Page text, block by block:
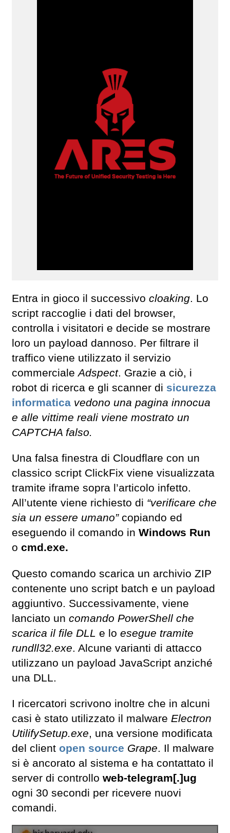
Entra in gioco il successivo cloaking. Lo
script raccoglie i dati del browser,
controlla i visitatori e decide se mostrare
loro un payload dannoso. Per filtrare il
traffico viene utilizzato il servizio
commercialeAdspect. Grazie a ciò, i
robot di ricerca e gli scanner di sicurezza
informatica vedono una pagina innocua
e alle vittime reali viene mostrato un
CAPTCHA falso.
Una falsa finestra di Cloudflare con un
classico script ClickFix viene visualizzata
tramite iframe sopra l’articolo infetto.
All’utente viene richiesto di “verificare che
sia un essere umano”copiando ed
eseguendo il comando in Windows Run
o cmd.exe.
Questo comando scarica un archivio ZIP
contenente uno script batch e un payload
aggiuntivo. Successivamente, viene
lanciato un comando PowerShell che
scarica il file DLL e lo esegue tramite
rundll32.exe. Alcune varianti di attacco
utilizzano un payload JavaScript anziché
una DLL.
I ricercatori scrivono inoltre che in alcuni
casi è stato utilizzato il malware Electron
UtilifySetup.exe, una versione modificata
del client open source Grape. Il malware
si è ancorato al sistema e ha contattato il
server di controllo web-telegram[.]ug
ogni 30 secondi per ricevere nuovi
comandi.